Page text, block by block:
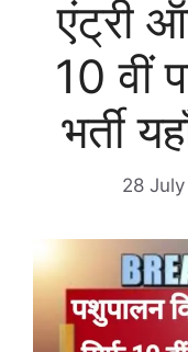
एंट्री
10 वीं
भर्ती
28